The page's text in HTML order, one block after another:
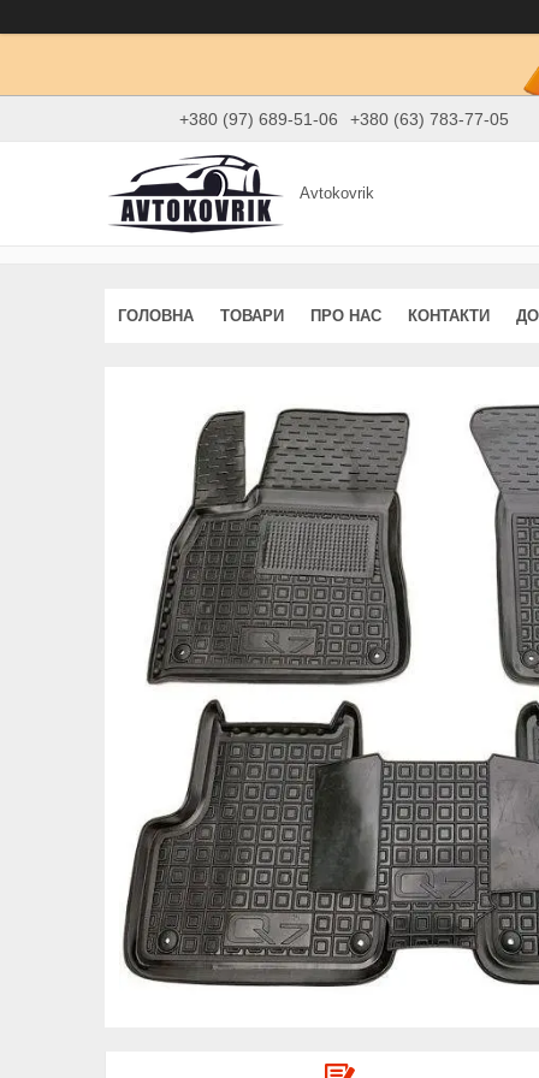
+380 (97) 689-51-06 +380 (63) 783-77-05
Avtokovrik
ГОЛОВНА ТОВАРИ ПРО НАС КОНТАКТИ